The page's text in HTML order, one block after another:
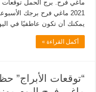
يمكنك أن تكون عاطفيًا في
أكمل القراءة »